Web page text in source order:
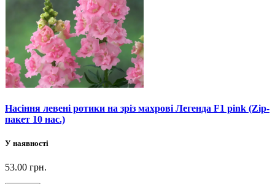
Насіння левені ротики на зріз махрові Легенда F1 pink (Zip-
пакет 10 нас.)
У наявності
53.00 грн.